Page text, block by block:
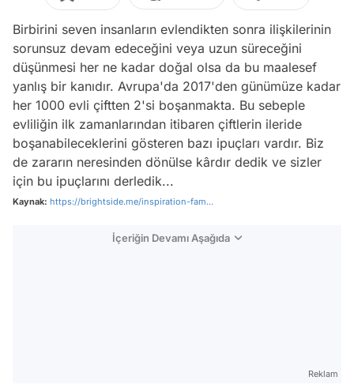
Birbirini seven insanların evlendikten sonra ilişkilerinin
sorunsuz devam edeceğini veya uzun süreceğini
düşünmesi her ne kadar doğal olsa da bu maalesef
yanlış bir kanıdır. Avrupa'da 2017'den günümüze kadar
her 1000 evli çiftten 2'si boşanmakta. Bu sebeple
evliliğin ilk zamanlarından itibaren çiftlerin ileride
boşanabileceklerini gösteren bazı ipuçları vardır. Biz
de zararın neresinden dönülse kârdır dedik ve sizler
için bu ipuçlarını derledik...
Kaynak: https://brightside.me/inspiration-fam...
İçeriğin Devamı Aşağıda
Reklam